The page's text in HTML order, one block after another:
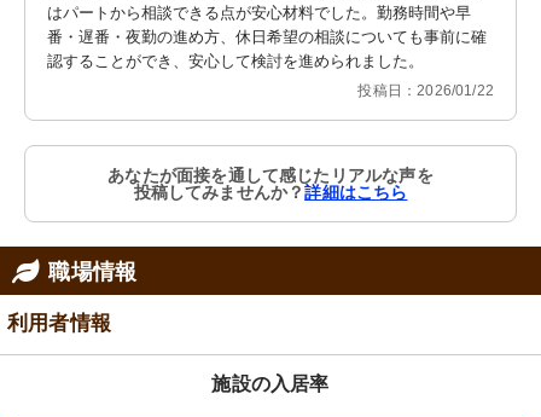
はパートから相談できる点が安心材料でした。勤務時間や早
番・遅番・夜勤の進め方、休日希望の相談についても事前に確
認することができ、安心して検討を進められました。
投稿日：2026/01/22
あなたが面接を通して感じたリアルな声を
投稿してみませんか？詳細はこちら
職場情報
利用者情報
施設の入居率